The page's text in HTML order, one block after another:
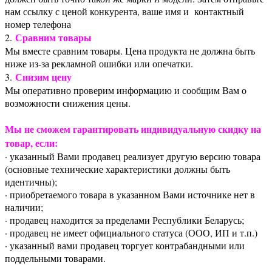
нам ссылку с ценой конкурента, ваше имя и контактный
номер телефона
2. Сравним товары
Мы вместе сравним товары. Цена продукта не должна быть
ниже из-за рекламной ошибки или опечатки.
3. Снизим цену
Мы оперативно проверим информацию и сообщим Вам о
возможности снижения цены.
Мы не сможем гарантировать индивидуальную скидку на
товар, если:
· указанный Вами продавец реализует другую версию товара
(основные технические характеристики должны быть
идентичны);
· приобретаемого товара в указанном Вами источнике нет в
наличии;
· продавец находится за пределами Республики Беларусь;
· продавец не имеет официального статуса (ООО, ИП и т.п.)
· указанный вами продавец торгует контрабандными или
поддельными товарами.